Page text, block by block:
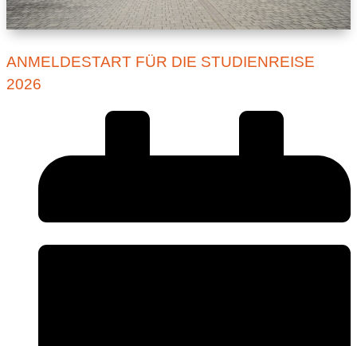
ANMELDESTART FÜR DIE STUDIENREISE
2026